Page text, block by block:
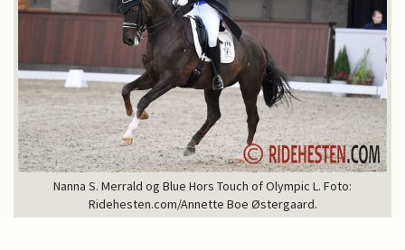
Nanna S. Merrald og Blue Hors Touch of Olympic L. Foto:
Ridehesten.com/Annette Boe Østergaard.